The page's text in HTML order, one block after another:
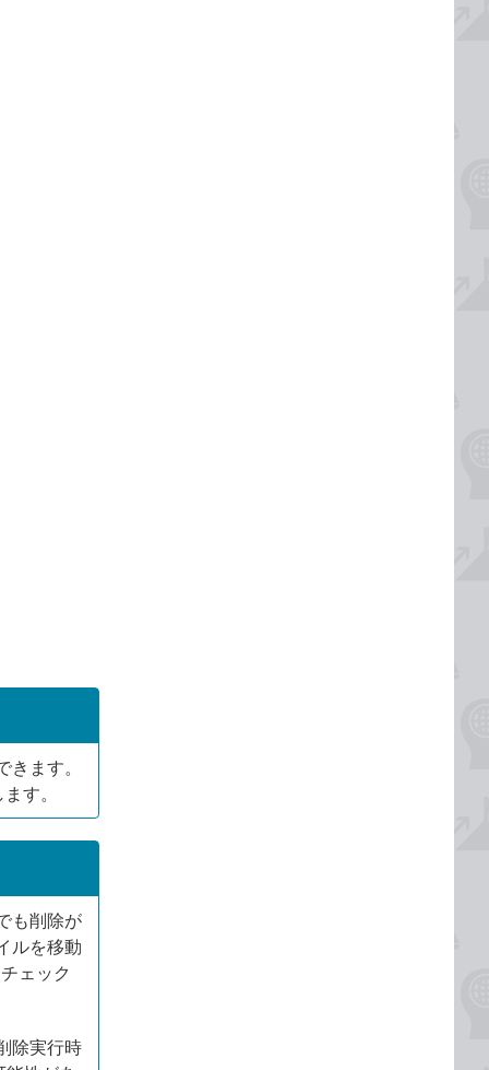
ます。
す。
も削除が
ルを移動
ェック
除実行時